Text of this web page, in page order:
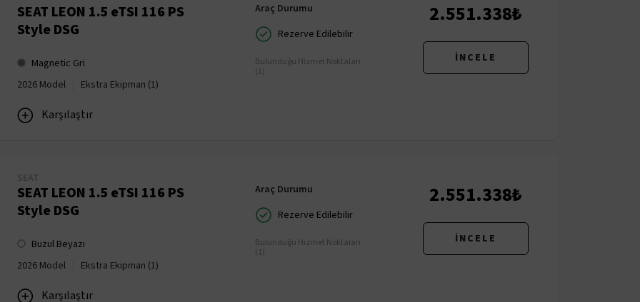
SEAT LEON 1.5 eTSI 116 PS
Style DSG
Magnetic Gri
2026 Model
Ekstra Ekipman (1)
Karşılaştır
Araç Durumu
Rezerve Edilebilir
Bulunduğu Hizmet Noktaları
(1)
2.551.338₺
İNCELE
SEAT LEON 1.5 eTSI 116 PS
Style DSG
Buzul Beyazı
2026 Model
Ekstra Ekipman (1)
Karşılaştır
Araç Durumu
Rezerve Edilebilir
Bulunduğu Hizmet Noktaları
(1)
2.551.338₺
İNCELE